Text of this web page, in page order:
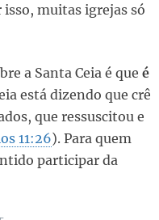
isso, muitas igrejas só
a Santa Ceia é que é
está dizendo que crê
que ressuscitou e
11:26). Para quem
participar da